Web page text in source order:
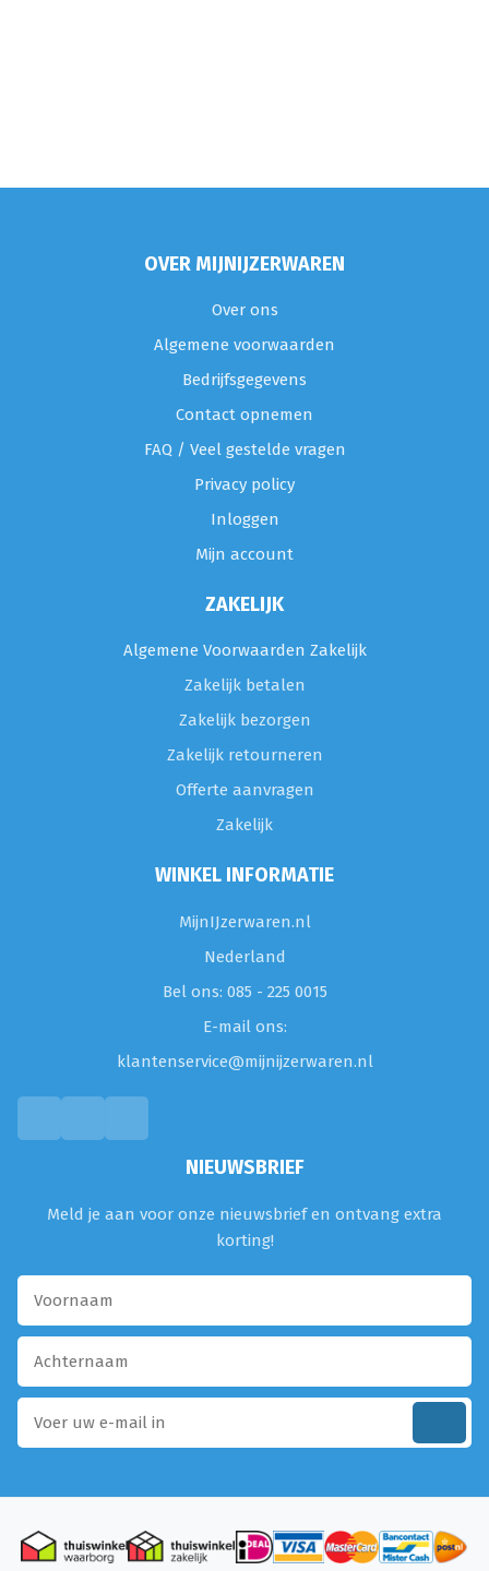
OVER MIJNIJZERWAREN
Over ons
Algemene voorwaarden
Bedrijfsgegevens
Contact opnemen
FAQ / Veel gestelde vragen
Privacy policy
Inloggen
Mijn account
ZAKELIJK
Algemene Voorwaarden Zakelijk
Zakelijk betalen
Zakelijk bezorgen
Zakelijk retourneren
Offerte aanvragen
Zakelijk
WINKEL INFORMATIE
MijnIJzerwaren.nl
Nederland
Bel ons: 085 - 225 0015
E-mail ons:
klantenservice@mijnijzerwaren.nl
NIEUWSBRIEF
Meld je aan voor onze nieuwsbrief en ontvang extra
korting!